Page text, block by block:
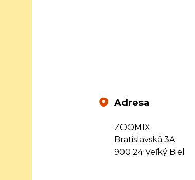
Adresa
ZOOMIX
Bratislavská 3A
900 24 Veľký Biel